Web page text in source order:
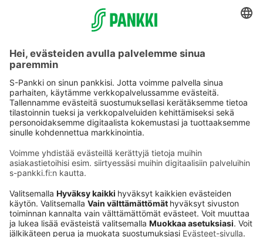
Käyttöehdot
Tietosuoja
Saavutettavuusseloste